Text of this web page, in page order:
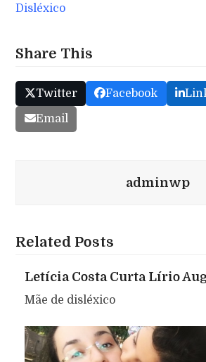
Disléxico
Share This
Twitter Facebook
Email
adminwp
Related Posts
Letícia Costa Curta Lírio
Mãe de disléxico